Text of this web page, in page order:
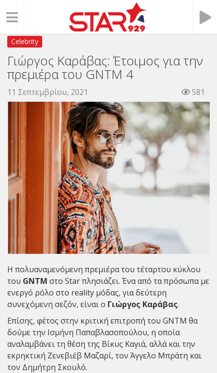
Celebrity
Γιώργος Καράβας: Έτοιμος για την
πρεμιέρα του GNTM 4
11 Σεπτεμβρίου, 2021 581
Η πολυαναμενόμενη πρεμιέρα του τέταρτου κύκλου
του GNTM στο Star πλησιάζει. Ένα από τα πρόσωπα με
ενεργό ρόλο στο reality μόδας, για δεύτερη
συνεχόμενη σεζόν, είναι ο Γιώργος Καράβας.
Επίσης, φέτος στην κριτική επιτροπή του GNTM θα
δούμε την Ισμήνη Παπαβλασοπούλου, η οποία
αναλαμβάνει τη θέση της Βίκυς Καγιά, αλλά και την
εκρηκτική Ζενεβιέβ Μαζαρί, τον Άγγελο Μπράτη και
τον Δημήτρη Σκουλό.